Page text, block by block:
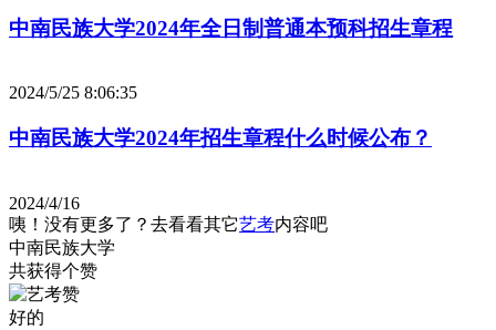
中南民族大学2024年全日制普通本预科招生章程
2024/5/25 8:06:35
中南民族大学2024年招生章程什么时候公布？
2024/4/16
咦！没有更多了？去看看其它艺考内容吧
中南民族大学
共获得个赞
好的